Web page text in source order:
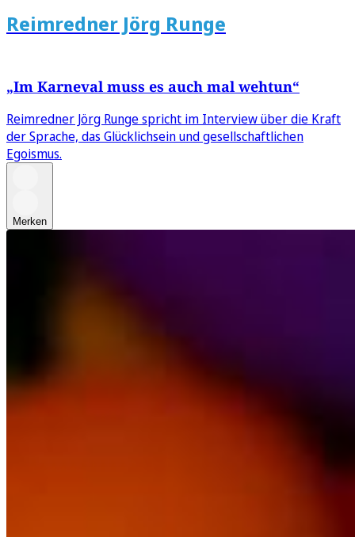
Reimredner Jörg Runge
„Im Karneval muss es auch mal wehtun“
Reimredner Jörg Runge spricht im Interview über die Kraft
der Sprache, das Glücklichsein und gesellschaftlichen
Egoismus.
Merken